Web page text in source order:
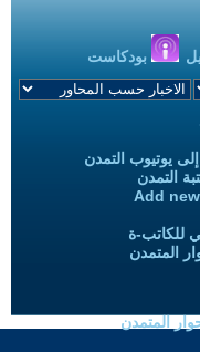
بودكاست
يوتيوب التمدن
التمدن
Add
للكاتب-ة
المتمدن
المتمدن